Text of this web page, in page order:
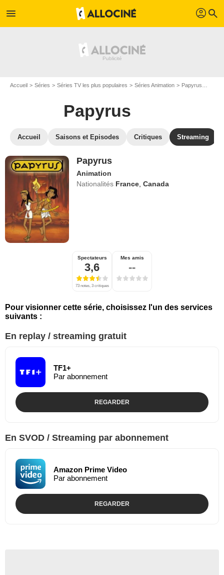
menu profil search
Accueil Séries Séries TV les plus populaires Séries Animation Papyrus
Papyrus
Accueil Saisons et Episodes Critiques Streaming
Papyrus
Animation
Nationalités France ,Canada
Spectateurs
3,6
73 notes, 3 critiques
Mes amis
--
Pour visionner cette série, choisissez l'un des services
suivants :
En replay / streaming gratuit
TF1+
Par abonnement
REGARDER
En SVOD / Streaming par abonnement
Amazon Prime Video
Par abonnement
REGARDER